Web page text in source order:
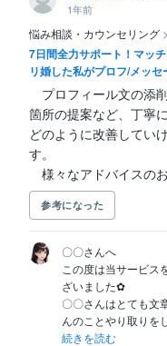
1年前
悩み相談・カウンセリング >
7日間全力サポート！マッ
リ婚した私がプロフ/メッセ
プロフィール文の添
箇所の提案など、丁寧
どのように改善してい
す。
様々なアドバイスの
参考になった
〇〇さんへ
この度は当サービス
ざいました‪✿
〇〇さんはとても文
んのことやり取りを
続きを読む